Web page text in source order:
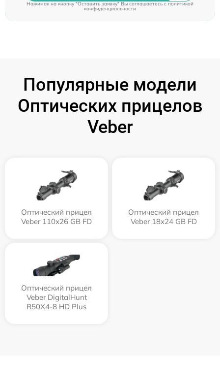
Нажимая на кнопку "Оставить заявку" Вы соглашаетесь c политикой
конфиденциальности
Популярные модели
Оптических прицелов
Veber
Оптический прицел
Veber 110х26 GB FD
Оптический прицел
Veber 18x24 GB FD
Оптический прицел
Veber DigitalHunt
R50X4-8 HD Plus